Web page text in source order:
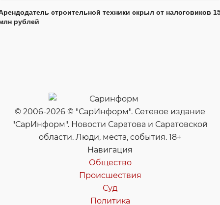
строительной техники скрыл от налоговиков
рублей
© 2006-2026 © "СарИнформ". Сетевое издание
"СарИнформ". Новости Саратова и Саратовской
области. Люди, места, события. 18+
Навигация
Общество
Происшествия
Суд
Политика